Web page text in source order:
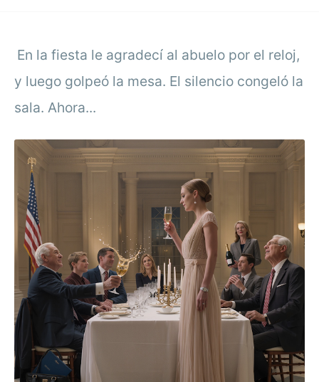
En la fiesta le agradecí al abuelo por el reloj,
y luego golpeó la mesa. El silencio congeló la
sala. Ahora...